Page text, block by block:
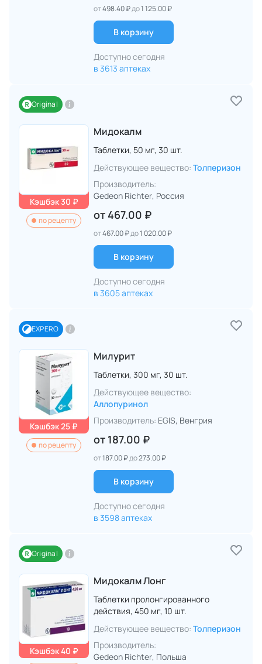
от498.40 ₽до1 125.00 ₽
В корзину
Доступно сегодня
в 3613 аптеках
Original
Кэшбэк 30 ₽
по рецепту
Мидокалм
Таблетки, 50 мг, 30 шт.
Действующее вещество: Толперизон
Производитель:
Gedeon Richter, Россия
от 467.00 ₽
от467.00 ₽до1 020.00 ₽
В корзину
Доступно сегодня
в 3605 аптеках
EXPERO
Кэшбэк 25 ₽
по рецепту
Милурит
Таблетки, 300 мг, 30 шт.
Действующее вещество:
Аллопуринол
Производитель: EGIS, Венгрия
от 187.00 ₽
от187.00 ₽до273.00 ₽
В корзину
Доступно сегодня
в 3598 аптеках
Original
Кэшбэк 40 ₽
Мидокалм Лонг
Таблетки пролонгированного
действия, 450 мг, 10 шт.
Действующее вещество: Толперизон
Производитель:
Gedeon Richter, Польша